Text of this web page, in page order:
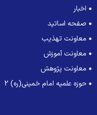
اخبار
صفحه اساتید
معاونت تهذیب
معاونت آموزش
معاونت پژوهش
حوزه علمیه امام خمینی(ره) 2